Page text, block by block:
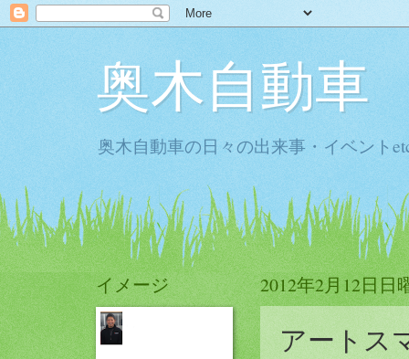
奥木自動車
奥木自動車の日々の出来事・イベント
2012年2月12日日
アート
イメージ